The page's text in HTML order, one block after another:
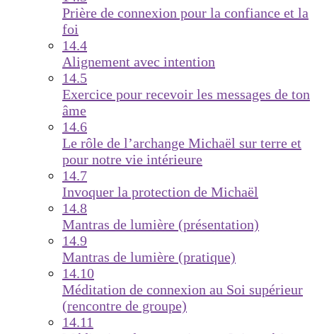
Prière de connexion pour la confiance et la
foi
14.4
Alignement avec intention
14.5
Exercice pour recevoir les messages de ton
âme
14.6
Le rôle de l’archange Michaël sur terre et
pour notre vie intérieure
14.7
Invoquer la protection de Michaël
14.8
Mantras de lumière (présentation)
14.9
Mantras de lumière (pratique)
14.10
Méditation de connexion au Soi supérieur
(rencontre de groupe)
14.11